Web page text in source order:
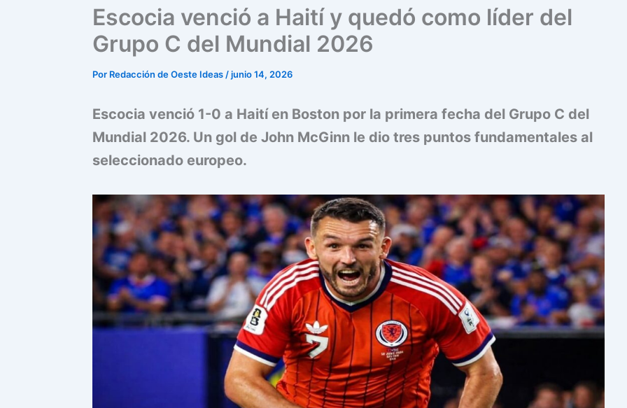
Escocia venció a Haití y quedó como líder del
Grupo C del Mundial 2026
Por Redacción de Oeste Ideas /junio 14, 2026
Escocia venció 1-0 a Haití en Boston por la primera fecha del Grupo C del
Mundial 2026. Un gol de John McGinn le dio tres puntos fundamentales al
seleccionado europeo.